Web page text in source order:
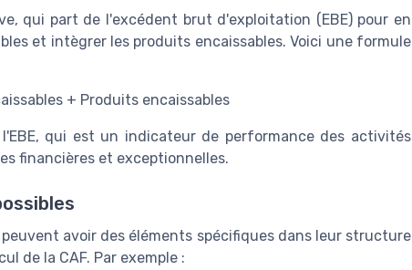
qui part de l'excédent brut d'exploitation (EBE) pour en
et intègrer les produits encaissables. Voici une formule
+ Produits encaissables
qui est un indicateur de performance des activités
financières et exceptionnelles.
avoir des éléments spécifiques dans leur structure
de la CAF. Par exemple :